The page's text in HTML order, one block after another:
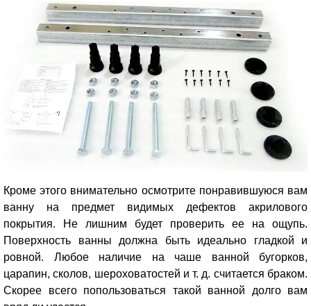
Кроме этого внимательно осмотрите понравившуюся вам
ванну на предмет видимых дефектов акрилового
покрытия. Не лишним будет проверить ее на ощупь.
Поверхность ванны должна быть идеально гладкой и
ровной. Любое наличие на чаше ванной бугорков,
царапин, сколов, шероховатостей и т. д. считается браком.
Скорее всего попользоваться такой ванной долго вам